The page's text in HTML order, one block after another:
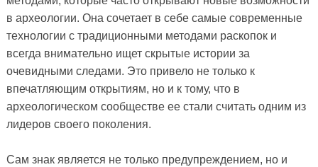
в археологии. Она сочетает в себе самые современные
технологии с традиционными методами раскопок и
всегда внимательно ищет скрытые истории за
очевидными следами. Это привело не только к
впечатляющим открытиям, но и к тому, что в
археологическом сообществе ее стали считать одним из
лидеров своего поколения.
Сам знак является не только предупреждением, но и